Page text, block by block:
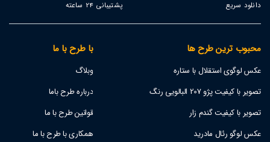
دانلود سریع پشتیبانی 24 ساعته
محبوب ترین طرح ها
عکس لوگوی استقلال با ستاره
تصویر با کیفیت پژو 207 البالویی رنگ
تصویر با کیفیت گندم زار
عکس لوگو رئال مادرید
با طرح با ما
وبلاگ
درباره طرح باما
قوانین طرح با ما
همکاری با طرح با ما